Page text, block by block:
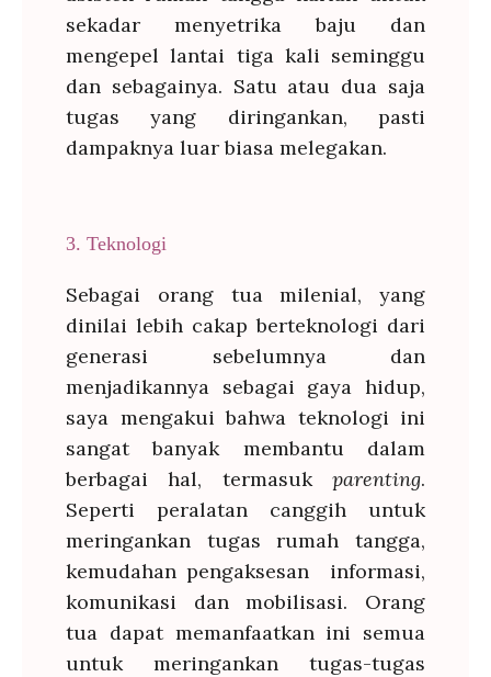
sekadar menyetrika baju dan
mengepel lantai tiga kali seminggu
dan sebagainya. Satu atau dua saja
tugas yang diringankan, pasti
dampaknya luar biasa melegakan.
3. Teknologi
Sebagai orang tua milenial, yang
dinilai lebih cakap berteknologi dari
generasi sebelumnya dan
menjadikannya sebagai gaya hidup,
saya mengakui bahwa teknologi ini
sangat banyak membantu dalam
berbagai hal, termasuk parenting.
Seperti peralatan canggih untuk
meringankan tugas rumah tangga,
kemudahan pengaksesan informasi,
komunikasi dan mobilisasi. Orang
tua dapat memanfaatkan ini semua
untuk meringankan tugas-tugas